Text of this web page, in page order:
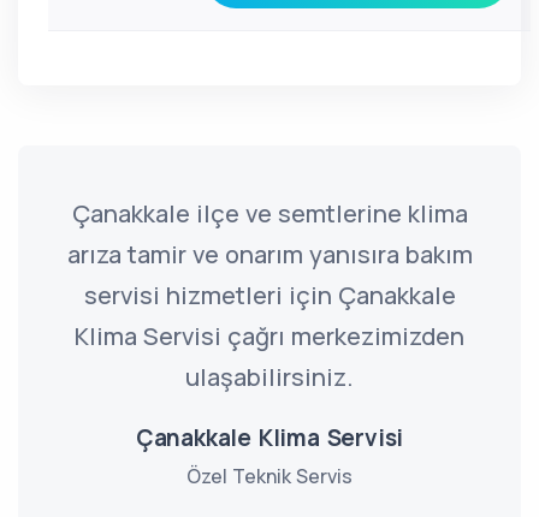
Çanakkale ilçe ve semtlerine klima
arıza tamir ve onarım yanısıra bakım
servisi hizmetleri için Çanakkale
Klima Servisi çağrı merkezimizden
ulaşabilirsiniz.
Çanakkale Klima Servisi
Özel Teknik Servis